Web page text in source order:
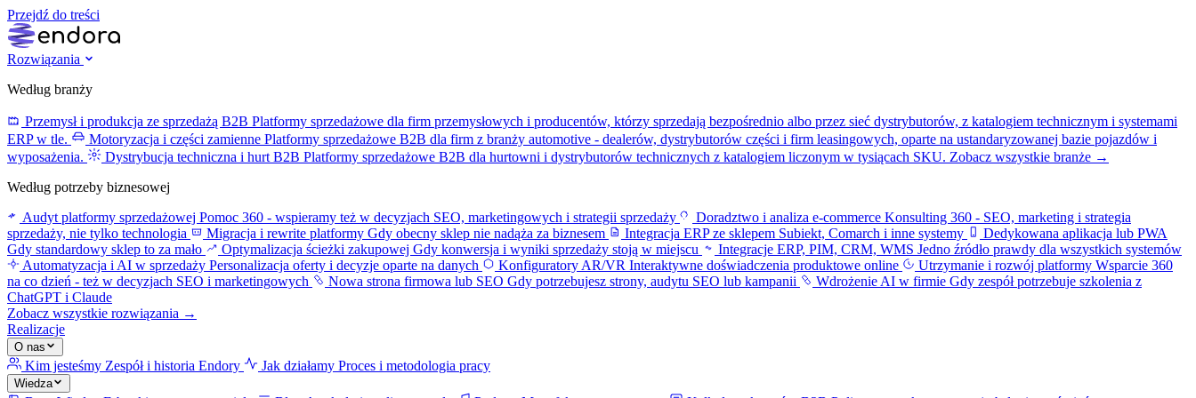
Przejdź do treści
Rozwiązania
Według branży
Przemysł i produkcja ze sprzedażą B2B Platformy sprzedażowe dla firm przemysłowych i producentów, którzy sprzedają bezpośrednio albo przez sieć dystrybutorów, z katalogiem technicznym i systemami
ERP w tle.
Motoryzacja i części zamienne Platformy sprzedażowe B2B dla firm z branży automotive - dealerów, dystrybutorów części i firm leasingowych, oparte na ustandaryzowanej bazie pojazdów i
wyposażenia.
Dystrybucja techniczna i hurt B2B Platformy sprzedażowe B2B dla hurtowni i dystrybutorów technicznych z katalogiem liczonym w tysiącach SKU. Zobacz wszystkie branże →
Według potrzeby biznesowej
Audyt platformy sprzedażowej Pomoc 360 - wspieramy też w decyzjach SEO, marketingowych i strategii sprzedaży Doradztwo i analiza e-commerce Konsulting 360 - SEO, marketing i strategia
sprzedaży, nie tylko technologia
Migracja i rewrite platformy Gdy obecny sklep nie nadąża za biznesem Integracja ERP ze sklepem Subiekt, Comarch i inne systemy
Dedykowana aplikacja lub PWA
Gdy standardowy sklep to za mało
Optymalizacja ścieżki zakupowej Gdy konwersja i wyniki sprzedaży stoją w miejscu Integracje ERP, PIM, CRM, WMS Jedno źródło prawdy dla wszystkich systemów
Automatyzacja i AI w sprzedaży Personalizacja oferty i decyzje oparte na danych Konfiguratory AR/VR Interaktywne doświadczenia produktowe online Utrzymanie i rozwój platformy Wsparcie 360
na co dzień - też w decyzjach SEO i marketingowych
Nowa strona firmowa lub SEO Gdy potrzebujesz strony, audytu SEO lub kampanii Wdrożenie AI w firmie Gdy zespół potrzebuje szkolenia z
ChatGPT i Claude
Zobacz wszystkie rozwiązania →
Realizacje
O nas
Kim jesteśmy Zespół i historia Endory Jak działamy Proces i metodologia pracy
Wiedza